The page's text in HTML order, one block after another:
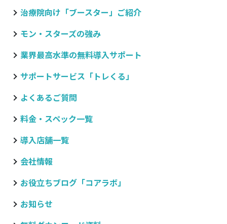
治療院向け 「ブースター」ご紹介
モン・スターズの強み
業界最高水準の無料導入サポート
サポートサービス「トレくる」
よくあるご質問
料金・スペック一覧
導入店舗一覧
会社情報
お役立ちブログ 「コアラボ」
お知らせ